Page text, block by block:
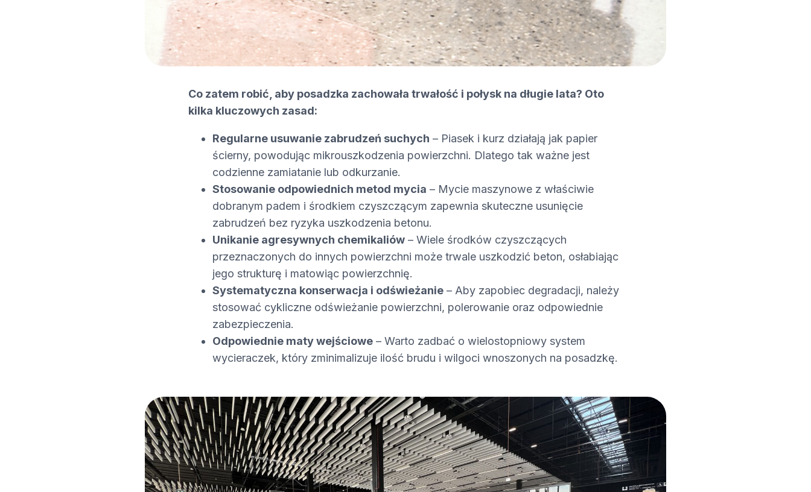
Co zatem robić, aby posadzka zachowała trwałość i połysk na długie lata? Oto
kilka kluczowych zasad:
Regularne usuwanie zabrudzeń suchych – Piasek i kurz działają jak papier
ścierny, powodując mikrouszkodzenia powierzchni. Dlatego tak ważne jest
codzienne zamiatanie lub odkurzanie.
Stosowanie odpowiednich metod mycia – Mycie maszynowe z właściwie
dobranym padem i środkiem czyszczącym zapewnia skuteczne usunięcie
zabrudzeń bez ryzyka uszkodzenia betonu.
Unikanie agresywnych chemikaliów – Wiele środków czyszczących
przeznaczonych do innych powierzchni może trwale uszkodzić beton, osłabiając
jego strukturę i matowiąc powierzchnię.
Systematyczna konserwacja i odświeżanie – Aby zapobiec degradacji, należy
stosować cykliczne odświeżanie powierzchni, polerowanie oraz odpowiednie
zabezpieczenia.
Odpowiednie maty wejściowe – Warto zadbać o wielostopniowy system
wycieraczek, który zminimalizuje ilość brudu i wilgoci wnoszonych na posadzkę.